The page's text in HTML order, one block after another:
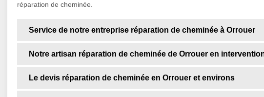
réparation de cheminée.
Service de notre entreprise réparation de cheminée à Orrouer
Notre artisan réparation de cheminée de Orrouer en
Le devis réparation de cheminée en Orrouer et environs